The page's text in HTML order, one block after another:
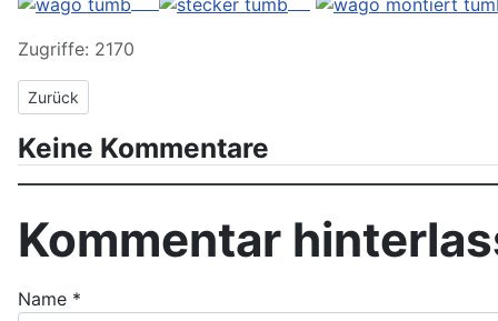
Zugriffe: 2170
Vorheriger Beitrag: Sonntagsspaziergang
Zurück
Keine Kommentare
Kommentar
Name *